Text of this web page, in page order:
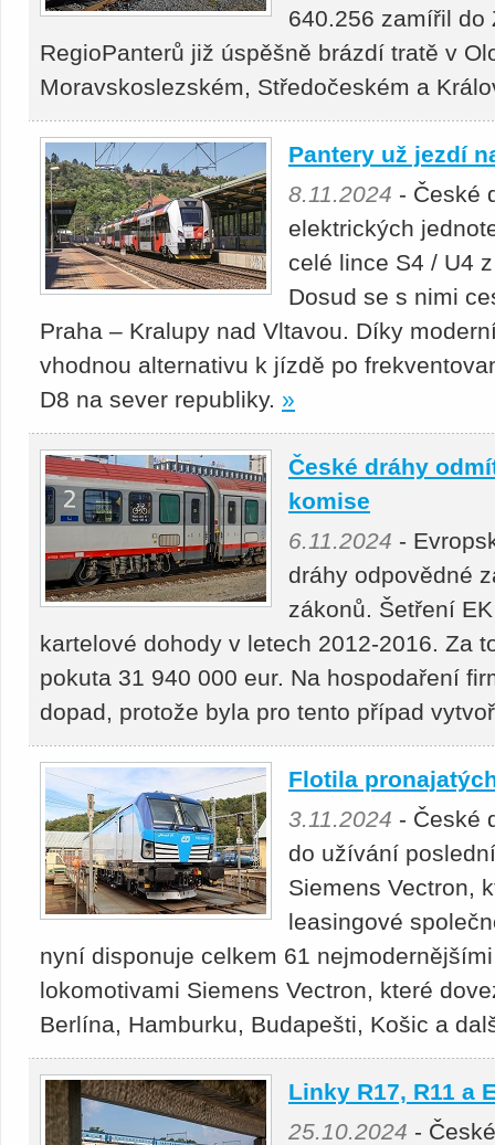
640.256 zamířil do
RegioPanterů již úspěšně brázdí tratě v
Moravskoslezském, Středočeském a
Pantery už jezdí
8.11.2024 - České
elektrických
celé lince S4 / U4
Dosud se s nimi
Praha – Kralupy nad Vltavou. Díky
vhodnou alternativu k jízdě po
D8 na sever republiky. »
České dráhy
komise
6.11.2024 -
dráhy odpovědné
zákonů. Šetření
kartelové dohody v letech 2012-2016. Za
pokuta 31 940 000 eur. Na hospodaření
dopad, protože byla pro tento případ
Flotila
3.11.2024 - České
do užívání
Siemens Vectron,
leasingové
nyní disponuje celkem 61
lokomotivami Siemens Vectron, které
Berlína, Hamburku, Budapešti, Košic a
Linky R17, R11 a
25.10.2024 -